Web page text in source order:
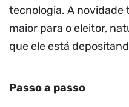
tecnologia. A
maior para o eleitor,
que ele está
Passo a passo